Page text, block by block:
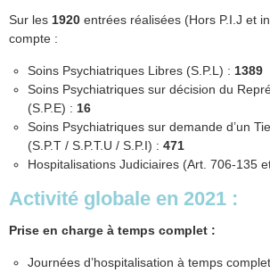
Sur les 1920 entrées réalisées (Hors P.I.J et
compte :
Soins Psychiatriques Libres (S.P.L) : 1389
Soins Psychiatriques sur décision du
(S.P.E) : 16
Soins Psychiatriques sur demande d’un
(S.P.T / S.P.T.U / S.P.I) : 471
Hospitalisations Judiciaires (Art. 706-135
Activité globale en 2021 :
Prise en charge à temps complet :
Journées d’hospitalisation à temps